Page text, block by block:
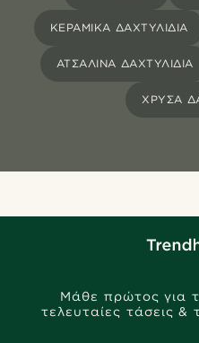
ΚΕΡΑΜΙΚΑ ΔΑΧΤΥΛΙΔΙΑ
ΑΤΣΆΛΙΝΑ ΔΑΧΤΥΛΊΔΙΑ
ΧΡΥΣΆ
Μάθε πρώτος για
τελευταίες τάσεις &